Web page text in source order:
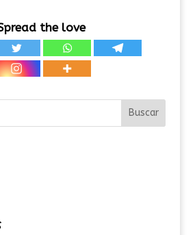
the love